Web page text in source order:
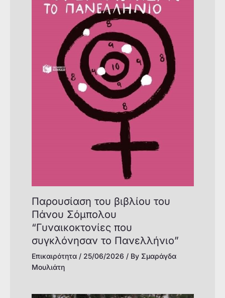
Παρουσίαση του βιβλίου του
Πάνου Σόμπολου
“Γυναικοκτονίες που
συγκλόνησαν το Πανελλήνιο”
Επικαιρότητα/ 25/06/2026 / By Σμαράγδα
Μουλιάτη